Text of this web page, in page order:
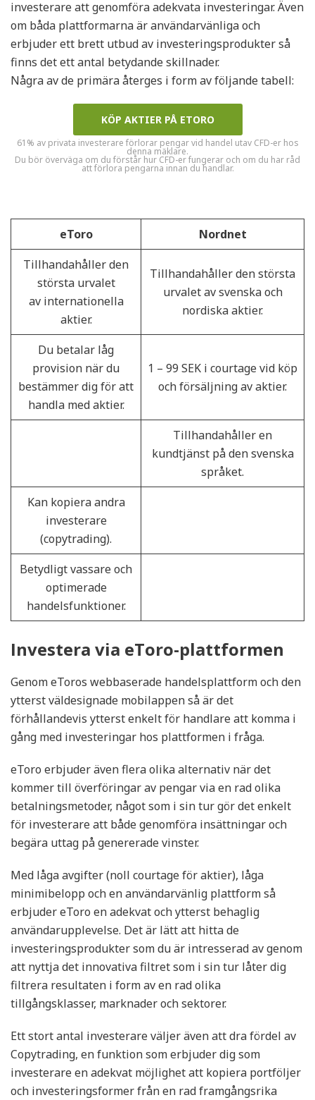
investerare att genomföra adekvata investeringar. Även
om båda plattformarna är användarvänliga och
erbjuder ett brett utbud av investeringsprodukter så
finns det ett antal betydande skillnader.
Några av de primära återges i form av följande tabell:
KÖP AKTIER PÅ ETORO
61% av privata investerare förlorar pengar vid handel utav CFD-er hos
denna mäklare.
Du bör överväga om du förstår hur CFD-er fungerar och om du har råd
att förlora pengarna innan du handlar.
eToro
Nordnet
Tillhandahåller den
största urvalet
av internationella
aktier.
Tillhandahåller den största
urvalet av svenska och
nordiska aktier.
Du betalar låg
provision när du
bestämmer dig för att
handla med aktier.
1 – 99 SEK i courtage vid köp
och försäljning av aktier.
Tillhandahåller en
kundtjänst på den svenska
språket.
Kan kopiera andra
investerare
(copytrading).
Betydligt vassare och
optimerade
handelsfunktioner.
Investera via eToro-plattformen
Genom eToros webbaserade handelsplattform och den
ytterst väldesignade mobilappen så är det
förhållandevis ytterst enkelt för handlare att komma i
gång med investeringar hos plattformen i fråga.
eToro erbjuder även flera olika alternativ när det
kommer till överföringar av pengar via en rad olika
betalningsmetoder, något som i sin tur gör det enkelt
för investerare att både genomföra insättningar och
begära uttag på genererade vinster.
Med låga avgifter (noll courtage för aktier), låga
minimibelopp och en användarvänlig plattform så
erbjuder eToro en adekvat och ytterst behaglig
användarupplevelse. Det är lätt att hitta de
investeringsprodukter som du är intresserad av genom
att nyttja det innovativa filtret som i sin tur låter dig
filtrera resultaten i form av en rad olika
tillgångsklasser, marknader och sektorer.
Ett stort antal investerare väljer även att dra fördel av
Copytrading, en funktion som erbjuder dig som
investerare en adekvat möjlighet att kopiera portföljer
och investeringsformer från en rad framgångsrika